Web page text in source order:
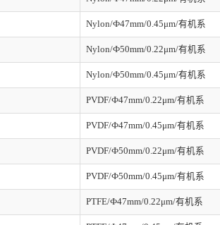
Nylon/Ф47mm/0.45μm/有机系
Nylon/Ф50mm/0.22μm/有机系
Nylon/Ф50mm/0.45μm/有机系
PVDF/Ф47mm/0.22μm/有机系
PVDF/Ф47mm/0.45μm/有机系
PVDF/Ф50mm/0.22μm/有机系
PVDF/Ф50mm/0.45μm/有机系
PTFE/Ф47mm/0.22μm/有机系